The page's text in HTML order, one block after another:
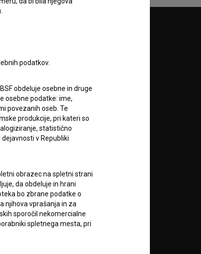
RSS dogodki
Podprite nas z donacijo na
TRR: SI56 6100 0001 5706
684,
ali s kreditno kartico:
podatkov.
obdeluje osebne in druge
osebne podatke: ime,
povezanih oseb. Te
produkcije, pri kateri so
statistično
v Republiki
obrazec na spletni strani
da obdeluje in hrani
bo zbrane podatke o
njihova vprašanja in za
sporočil nekomercialne
spletnega mesta, pri